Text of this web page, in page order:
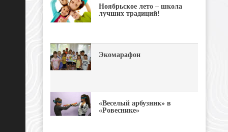
Ноябрьское лето – школа
лучших традиций!
Экомарафон
«Веселый арбузник» в
«Ровеснике»